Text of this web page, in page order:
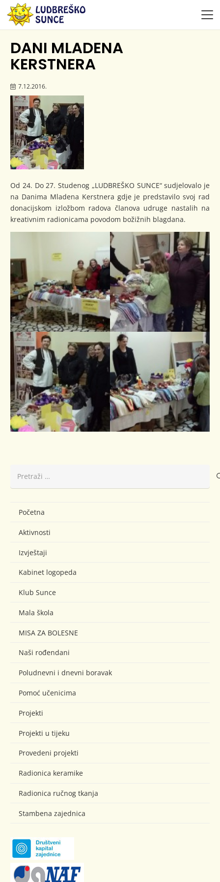
DANI MLADENA
KERSTNERA
7.12.2016.
Od 24. Do 27. Studenog „LUDBREŠKO SUNCE“ sudjelovalo je
na Danima Mladena Kerstnera gdje je predstavilo svoj rad
donacijskom izložbom radova članova udruge nastalih na
kreativnim radionicama povodom božižnih blagdana.
Početna
Aktivnosti
Izvještaji
Kabinet logopeda
Klub Sunce
Mala škola
MISA ZA BOLESNE
Naši rođendani
Poludnevni i dnevni boravak
Pomoć učenicima
Projekti
Projekti u tijeku
Provedeni projekti
Radionica keramike
Radionica ručnog tkanja
Stambena zajednica